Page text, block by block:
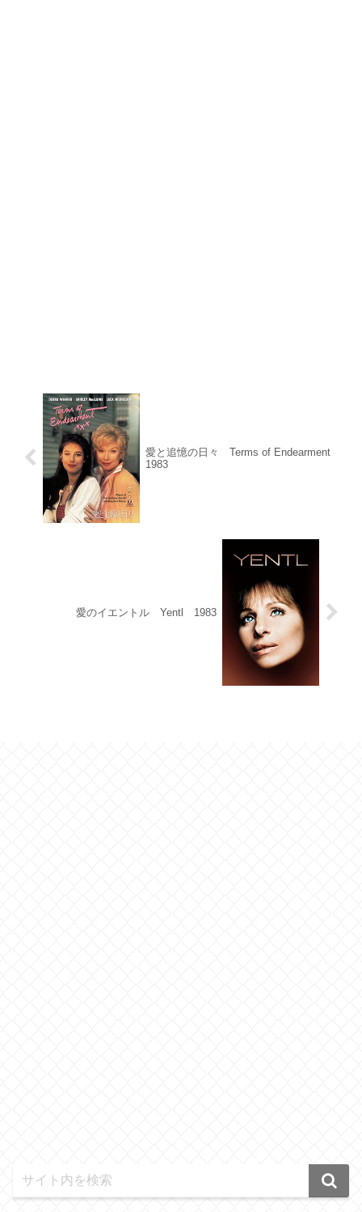
愛と追憶の日々 Terms of Endearment
1983
愛のイエントル Yentl 1983